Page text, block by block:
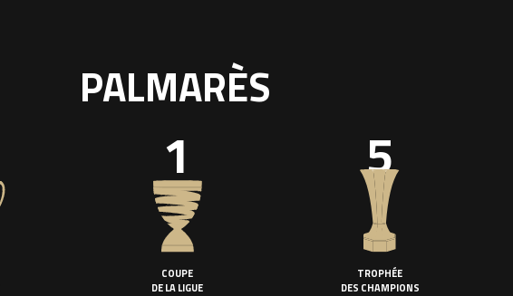
PALMARÈS
1
COUPE
DE LA LIGUE
5
TROPHÉE
DES CHAMPIONS